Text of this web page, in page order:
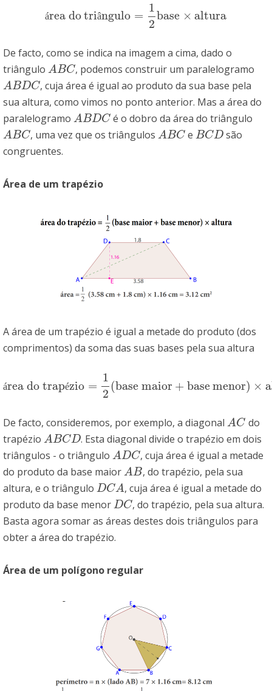
área dotriângulo =
1
2
base × altura
área dotriângulo=1 2base×altura
De facto, como se indica na imagem a cima, dado o
triângulo ABC
ABC , podemos construir um paralelogramo
ABDC
ABDC
, cuja área é igual ao produto da sua base pela
sua altura, como vimos no ponto anterior. Mas a área do
paralelogramo ABDC
ABDC é o dobro da área do triângulo
ABC
ABC , uma vez que os triângulosABC
ABC eBCD
BCD
são
congruentes.
Área de um trapézio
A área de um trapézio é igual a metade do produto (dos
comprimentos) da soma das suas bases pela sua altura
área do trapézio =
1
2
(base maior + basemenor) ×
área do trapézio=12( base maior+basemenor)×altura
De facto, consideremos, por exemplo, a diagonal AC
AC
do
trapézio ABCD
ABCD
. Esta diagonal divide o trapézio em dois
triângulos - o triângulo ADC
ADC
, cuja área é igual a metade
do produto da base maior AB
AB , do trapézio, pela sua
altura, e o triângulo DCA
DCA
, cuja área é igual a metade do
produto da base menor DC
DC , do trapézio, pela sua altura.
Basta agora somar as áreas destes dois triângulos para
obter a área do trapézio.
Área de um polígono regular